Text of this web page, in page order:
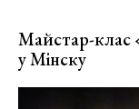
Майстар-клас
у Мінску